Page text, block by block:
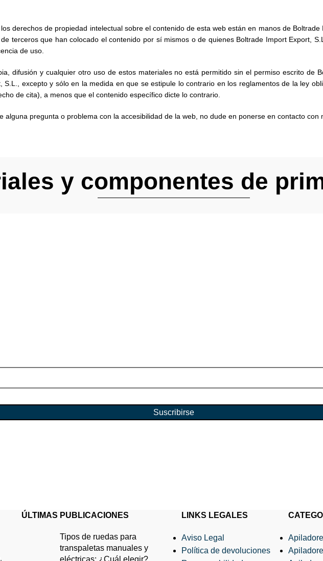
los derechos de propiedad intelectual sobre el contenido de esta web están en manos de Boltrade
terceros que han colocado el contenido por sí mismos o de quienes Boltrade Import Export,
de uso.
difusión y cualquier otro uso de estos materiales no está permitido sin el permiso escrito de
S.L., excepto y sólo en la medida en que se estipule lo contrario en los reglamentos de la ley
de cita), a menos que el contenido específico dicte lo contrario.
alguna pregunta o problema con la accesibilidad de la web, no dude en ponerse en contacto con
y componentes de
Suscribirse
ÚLTIMAS PUBLICACIONES
Tipos de ruedas para
transpaletas manuales y
eléctricas: ¿Cuál elegir?
LINKS LEGALES
Aviso Legal
Política de devoluciones